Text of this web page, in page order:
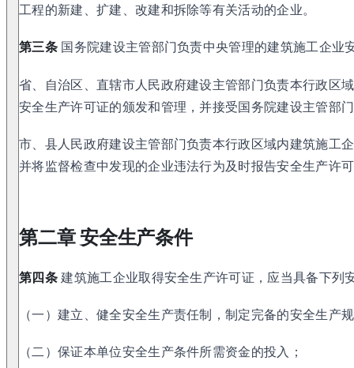
工程的新建、扩建、改建和拆除等有关活动的企业。
第三条国务院建设主管部门负责中央管理的建筑施工企业
省、自治区、直辖市人民政府建设主管部门负责本行政区
安全生产许可证的颁发和管理，并接受国务院建设主管部
市、县人民政府建设主管部门负责本行政区域内建筑施工
并将监督检查中发现的企业违法行为及时报告安全生产许
第二章 安全生产条件
第四条建筑施工企业取得安全生产许可证，应当具备下列
（一）建立、健全安全生产责任制，制定完备的安全生产
（二）保证本单位安全生产条件所需资金的投入；